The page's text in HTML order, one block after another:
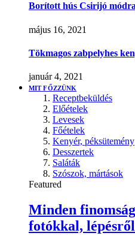
Borított hús Csirijó
május 16, 2021
Tökmagos zabpelyhes
január 4, 2021
MIT FŐZZÜNK
Receptbeküldés
Előételek
Levesek
Főételek
Kenyér, péksütemény
Desszertek
Saláták
Szószok, mártások
Featured
Minden
fotókkal,